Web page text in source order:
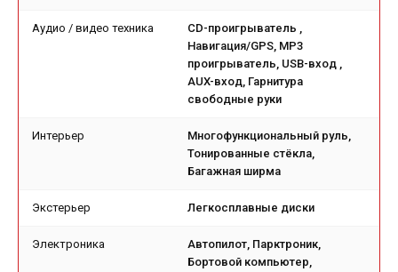
Аудио / видео техника
CD-проигрыватель ,
Навигация/GPS, MP3
проигрыватель, USB-вход ,
AUX-вход, Гарнитура
свободные руки
Интерьер
Многофункциональный руль,
Тонированные стёкла,
Багажная ширма
Экстерьер Легкосплавные диски
Электроника
Автопилот, Парктроник,
Бортовой компьютер,